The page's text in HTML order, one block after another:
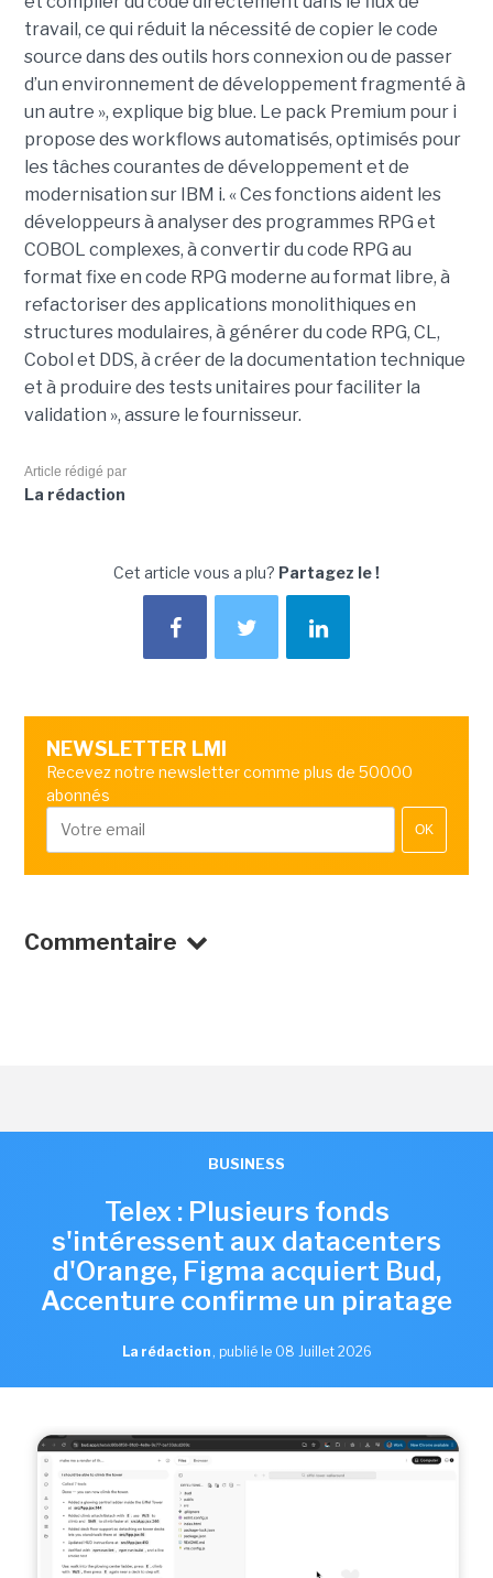
travail, ce qui réduit la nécessité de copier le code
source dans des outils hors connexion ou de passer
d’un environnement de développement fragmenté à
un autre », explique big blue. Le pack Premium pour i
propose des workflows automatisés, optimisés pour
les tâches courantes de développement et de
modernisation sur IBM i. « Ces fonctions aident les
développeurs à analyser des programmes RPG et
COBOL complexes, à convertir du code RPG au
format fixe en code RPG moderne au format libre, à
refactoriser des applications monolithiques en
structures modulaires, à générer du code RPG, CL,
Cobol et DDS, à créer de la documentation technique
et à produire des tests unitaires pour faciliter la
validation », assure le fournisseur.
Article rédigé par
La rédaction
Cet article vous a plu? Partagez le !
NEWSLETTER LMI
Recevez notre newsletter comme plus de 50000
abonnés
OK
Commentaire
BUSINESS
Telex : Plusieurs fonds
s'intéressent aux datacenters
d'Orange, Figma acquiert Bud,
Accenture confirme un piratage
La rédaction , publié le 08 Juillet 2026